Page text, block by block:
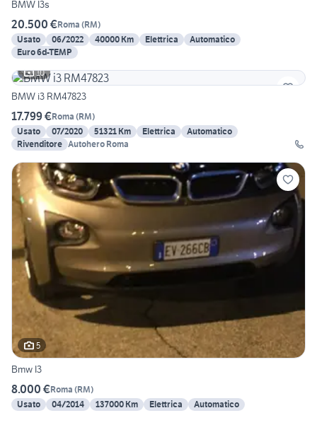
BMW I3s
20.500 €Roma (RM)
Usato
06/2022 40000 Km Elettrica
Automatico
Euro 6d-TEMP
10
BMW i3 RM47823
17.799 €Roma (RM)
Usato
07/2020 51321 Km Elettrica
Automatico
Rivenditore Autohero Roma
5
Bmw I3
8.000 €Roma (RM)
Usato
04/2014 137000 Km Elettrica Automatico